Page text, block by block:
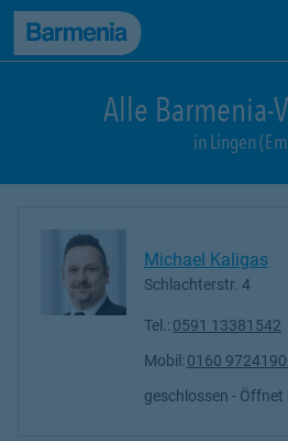
zum Seiteninhalt
Back to top
Alle Barmenia-
in Lingen
Michael Kaligas
Schlachterstr. 4
Tel.: 0591 13381542
Mobil: 0160
geschlossen - Öffnet